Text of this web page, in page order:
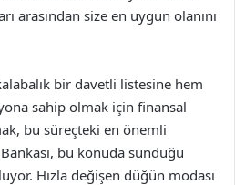
arasından size en uygun olanını
bir davetli listesine hem
sahip olmak için finansal
bu süreçteki en önemli
bu konuda sunduğu
Hızla değişen düğün modası